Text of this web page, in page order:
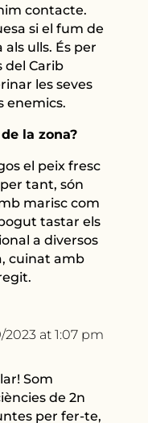
contacte.
si el fum de
ulls. És per
del Carib
les seves
enemics.
la zona?
el peix fresc
tant, són
marisc com
tastar els
a diversos
cuinat amb
2023 at 1:07 pm
Som
de 2n
per fer-te,